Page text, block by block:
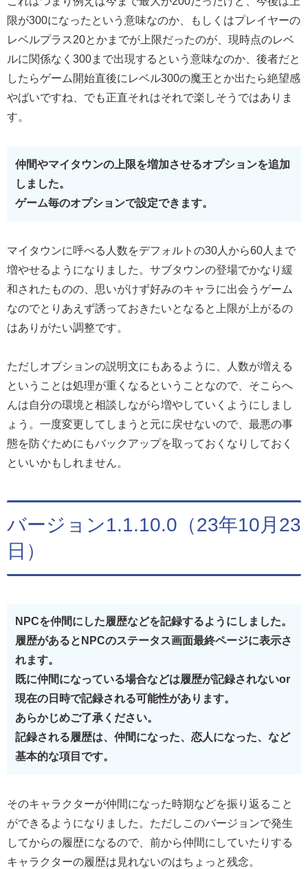
限が300になったという意味なのか、もしくはプレイヤーの
レベルプラス20とかまでが上限だったのが、現時点のレベ
ルに関係なく300まで出現するという意味なのか、後者だと
したらゲーム開始直後にレベル300の魔王とか出たら絶望感
やばいですね、でも正直それはそれで楽しそうではありま
す。
仲間やマイタウンの上限を増加させるオプションを追加
しました。
ゲーム毎のオプションで設定できます。
マイタウンに呼べる人数をデフォルトの30人から60人まで
増やせるようになりました。サブタウンの登場でかなり緩
和されたものの、思いがけず好みのキャラに出会うゲーム
なのでとりあえず誘っておきたいとなると上限が上がるの
はありがたい調整です。
ただしオプションの説明文にもあるように、人数が増える
ということは処理が重くなるということなので、そこらへ
んは自分の環境と相談しながら増やしていくようにしまし
ょう。一度変更してしまうと元に戻せないので、最悪の事
態を防ぐためにもバックアップを取っておくなりしておく
といいかもしれません。
バージョン1.1.10.0（23年10月23
日）
NPCを仲間にした履歴などを記録するようにしました。
履歴があるとNPCのステータス画面最終ページに表示さ
れます。
既に仲間になっている場合などは履歴が記録されないor
現在の日時で記録される可能性があります。
あらかじめご了承ください。
記録される履歴は、仲間になった、恋人になった、など
基本的な項目です。
そのキャラクターが仲間になった時期などを振り返ること
ができるようになりました。ただしこのバージョンで発生
してからの履歴になるので、前から仲間にしていたりする
キャラクターの履歴は見れないのはちょっと残念。